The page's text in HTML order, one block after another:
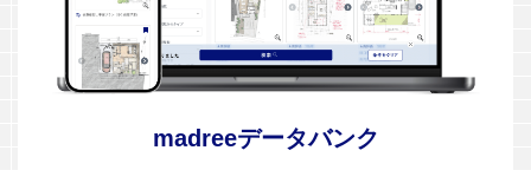
madreeデータバンク